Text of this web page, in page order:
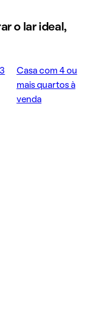
o lar ideal,
Casa com 4 ou
mais quartos à
venda